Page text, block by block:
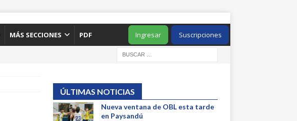
MÁS SECCIONES PDF Suscripciones
Ingresar
ÚLTIMAS NOTICIAS
Nueva ventana de OBL esta tarde
en Paysandú